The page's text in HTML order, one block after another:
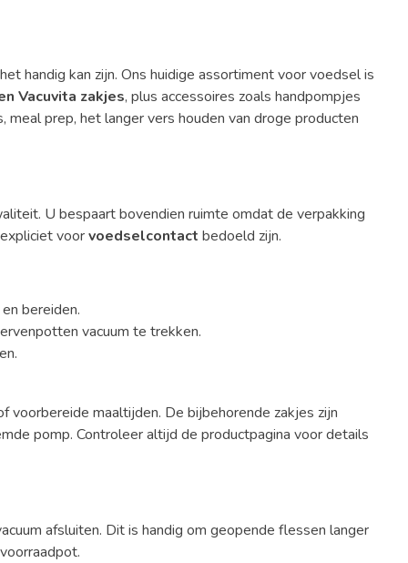
handig kan zijn. Ons huidige assortiment voor voedsel is
Vacuvita zakjes, plus accessoires zoals handpompjes
prep, het langer vers houden van droge producten
U bespaart bovendien ruimte omdat de verpakking
voorvoedselcontact bedoeld zijn.
bereiden.
vacuum te trekken.
voorbereide maaltijden. De bijbehorende zakjes zijn
pomp. Controleer altijd de productpagina voor details
afsluiten. Dit is handig om geopende flessen langer